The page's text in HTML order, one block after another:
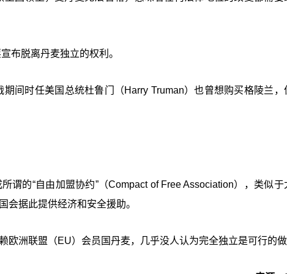
布脱离丹麦独立的权利。
间时任美国总统杜鲁门（Harry Truman）也曾想购买格陵兰，
谓的“自由加盟协约”（Compact of Free Association），类似于
会据此提供经济和安全援助。
欧洲联盟（EU）会员国丹麦，几乎没人认为完全独立是可行的做